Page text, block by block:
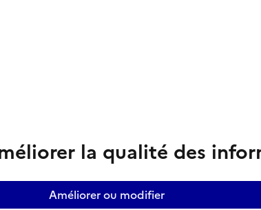
la qualité des
Améliorer ou modifier